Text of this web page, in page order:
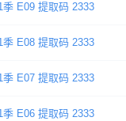
E09 提取码 2333
E08 提取码 2333
E07 提取码 2333
E06 提取码 2333